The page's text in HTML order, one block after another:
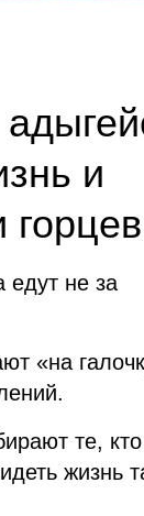
и
горцев
едут не за
«на
те,
жизнь